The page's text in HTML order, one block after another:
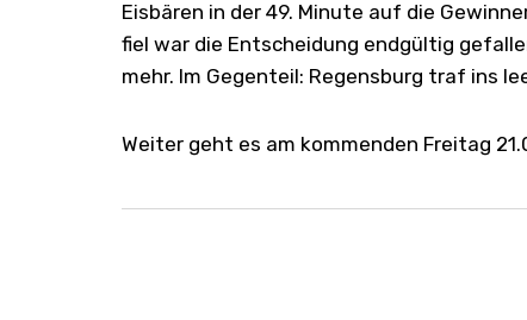
Eisbären in der 49. Minute auf die
fiel war die Entscheidung endgültig
mehr. Im Gegenteil: Regensburg traf ins
Weiter geht es am kommenden Freitag